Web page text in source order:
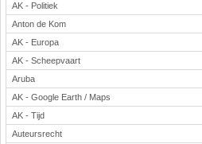
Voetbal
(Advertenties)
AK - Politiek
Anton de Kom
AK - Europa
AK - Scheepvaart
Aruba
AK - Google Earth / Maps
AK - Tijd
Auteursrecht